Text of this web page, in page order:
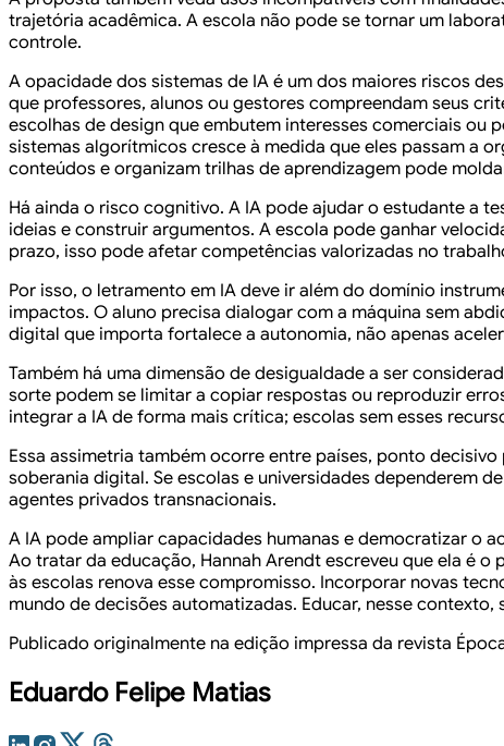
trajetória acadêmica. A escola não pode se tornar um
controle.
A opacidade dos sistemas de IA é um dos maiores riscos
que professores, alunos ou gestores compreendam seus
escolhas de design que embutem interesses comerciais ou
sistemas algorítmicos cresce à medida que eles passam a
conteúdos e organizam trilhas de aprendizagem pode
Há ainda o risco cognitivo. A IA pode ajudar o estudante a
ideias e construir argumentos. A escola pode ganhar
prazo, isso pode afetar competências valorizadas no
Por isso, o letramento em IA deve ir além do domínio
impactos. O aluno precisa dialogar com a máquina sem
digital que importa fortalece a autonomia, não apenas
Também há uma dimensão de desigualdade a ser
sorte podem se limitar a copiar respostas ou reproduzir
integrar a IA de forma mais crítica; escolas sem esses
Essa assimetria também ocorre entre países, ponto
soberania digital. Se escolas e universidades dependerem
agentes privados transnacionais.
A IA pode ampliar capacidades humanas e democratizar o
Ao tratar da educação, Hannah Arendt escreveu que ela é
às escolas renova esse compromisso. Incorporar novas
mundo de decisões automatizadas. Educar, nesse
Publicado originalmente na edição impressa da revista
Eduardo Felipe Matias